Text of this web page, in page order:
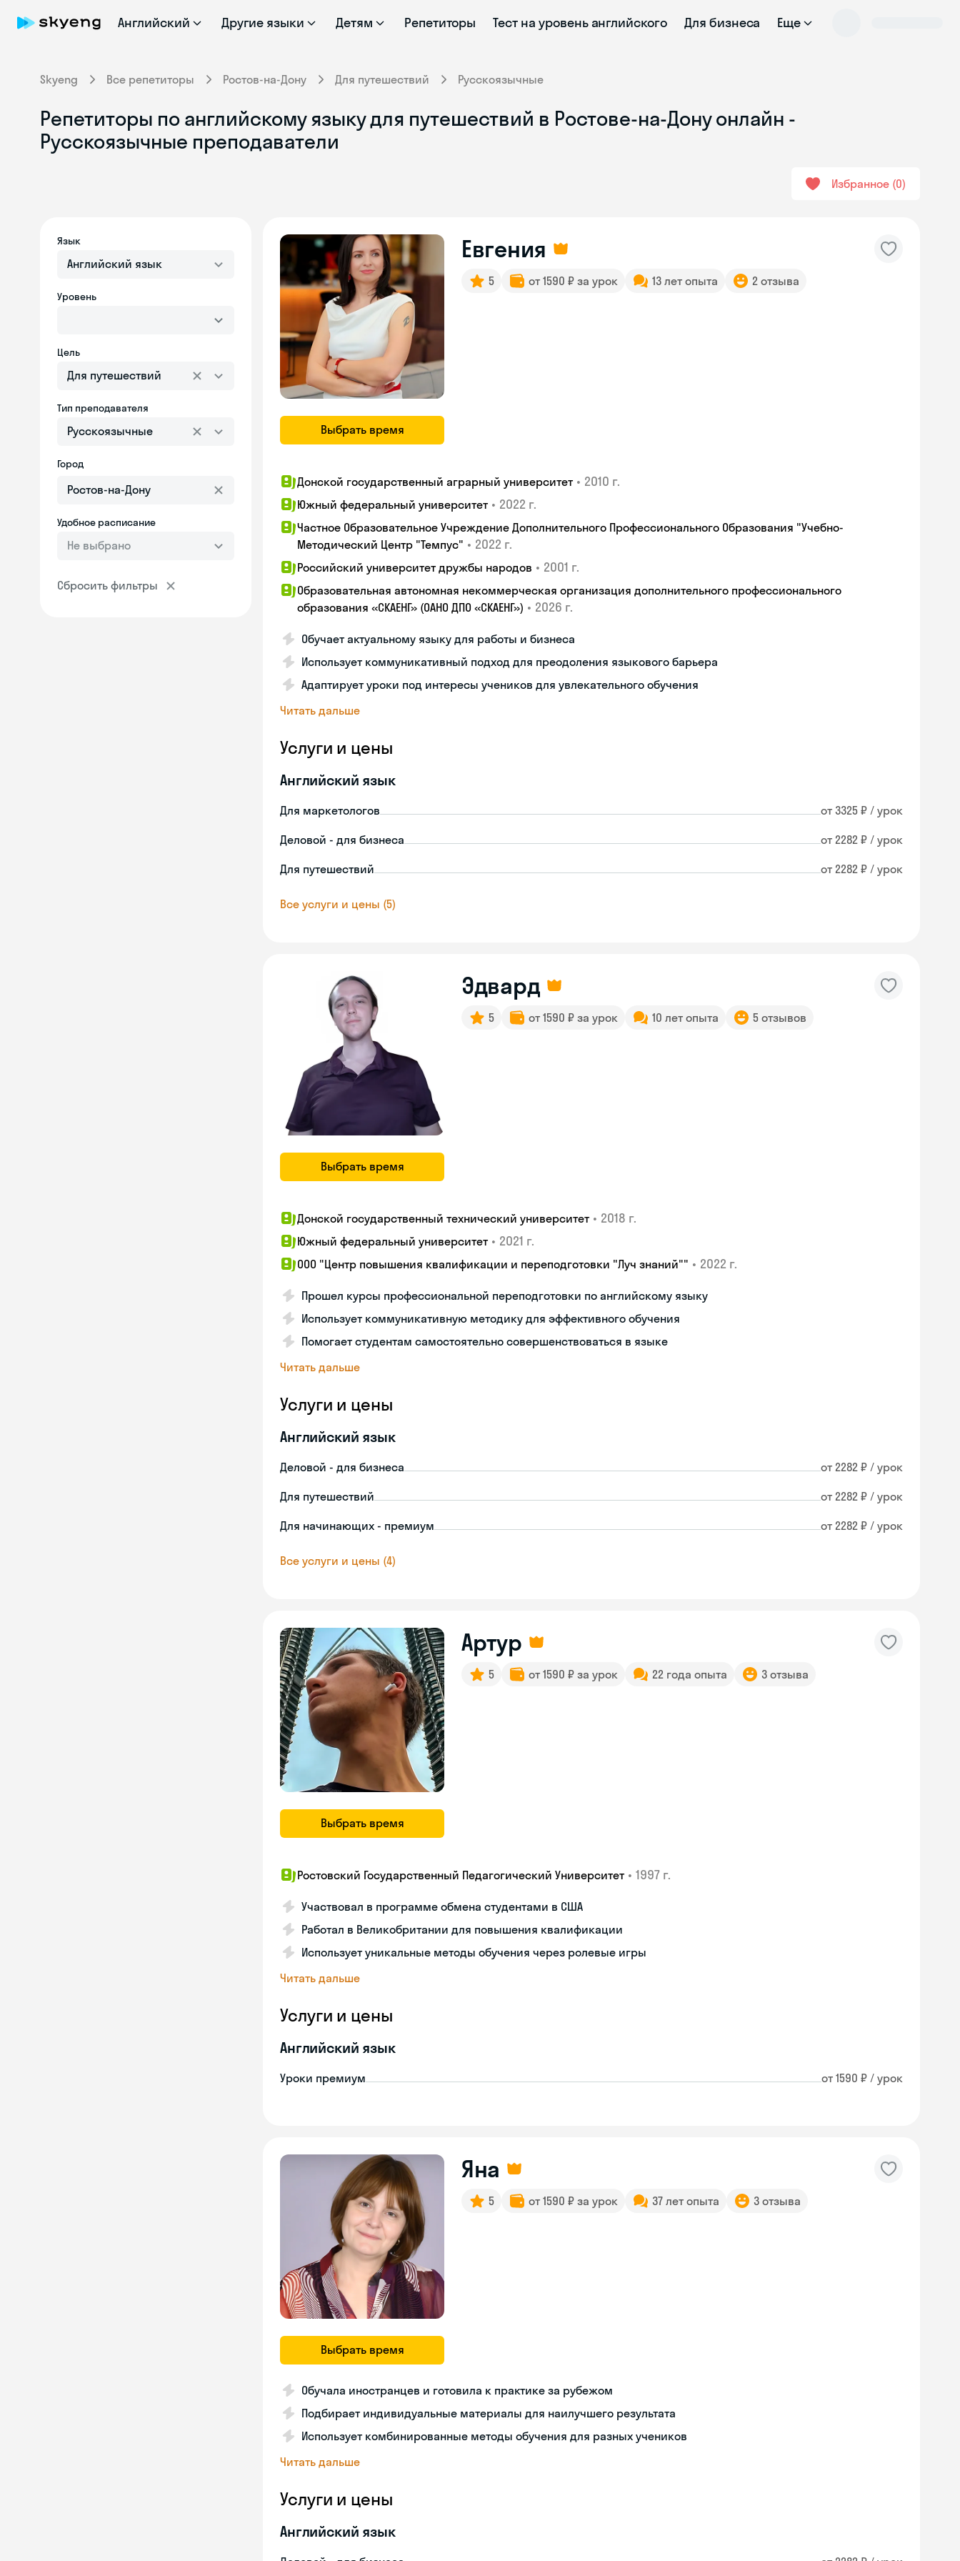
Английский Другие языки Детям Репетиторы Тест на уровень английского Для бизнеса Еще
Skyeng Все репетиторы Ростов-на-Дону Для путешествий Русскоязычные
Репетиторы по английскому языку для путешествий в Ростове-на-Дону онлайн -
Русскоязычные преподаватели
Избранное 0
Язык
Английский язык
Уровень
Цель
Для путешествий
Тип преподавателя
Русскоязычные
Город
Удобное расписание
Не выбрано
Сбросить фильтры
Выбрать время
Евгения
5 от 1590 ₽ за урок 13 лет опыта 2 отзыва
Донской государственный аграрный университет • 2010 г.
Южный федеральный университет • 2022 г.
Частное Образовательное Учреждение Дополнительного Профессионального Образования "Учебно-
Методический Центр "Темпус" • 2022 г.
Российский университет дружбы народов • 2001 г.
Образовательная автономная некоммерческая организация дополнительного профессионального
образования «СКАЕНГ» (ОАНО ДПО «СКАЕНГ») • 2026 г.
Обучает актуальному языку для работы и бизнеса
Использует коммуникативный подход для преодоления языкового барьера
Адаптирует уроки под интересы учеников для увлекательного обучения
Читать дальше
Услуги и цены
Английский язык
Для маркетологов от 3325 ₽ / урок
Деловой - для бизнеса от 2282 ₽ / урок
Для путешествий от 2282 ₽ / урок
Все услуги и цены (5)
Выбрать время
Эдвард
5 от 1590 ₽ за урок 10 лет опыта 5 отзывов
Донской государственный технический университет • 2018 г.
Южный федеральный университет • 2021 г.
ООО "Центр повышения квалификации и переподготовки "Луч знаний"" • 2022 г.
Прошел курсы профессиональной переподготовки по английскому языку
Использует коммуникативную методику для эффективного обучения
Помогает студентам самостоятельно совершенствоваться в языке
Читать дальше
Услуги и цены
Английский язык
Деловой - для бизнеса от 2282 ₽ / урок
Для путешествий от 2282 ₽ / урок
Для начинающих - премиум от 2282 ₽ / урок
Все услуги и цены (4)
Выбрать время
Артур
5 от 1590 ₽ за урок 22 года опыта 3 отзыва
Ростовский Государственный Педагогический Университет • 1997 г.
Участвовал в программе обмена студентами в США
Работал в Великобритании для повышения квалификации
Использует уникальные методы обучения через ролевые игры
Читать дальше
Услуги и цены
Английский язык
Уроки премиум от 1590 ₽ / урок
Выбрать время
Яна
5 от 1590 ₽ за урок 37 лет опыта 3 отзыва
Обучала иностранцев и готовила к практике за рубежом
Подбирает индивидуальные материалы для наилучшего результата
Использует комбинированные методы обучения для разных учеников
Читать дальше
Услуги и цены
Английский язык